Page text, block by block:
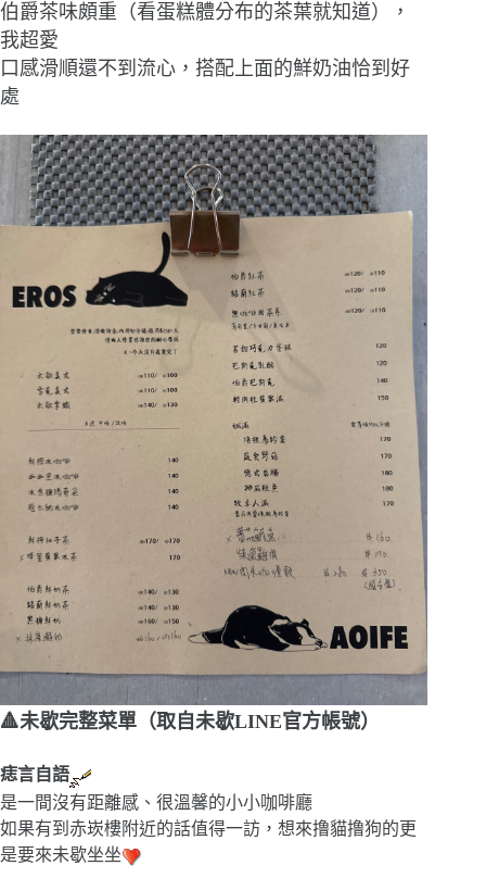
伯爵茶味頗重（看蛋糕體分布的茶葉就知道），
我超愛
口感滑順還不到流心，搭配上面的鮮奶油恰到好
處
🔺未歇完整菜單（取自未歇LINE官方帳號）
痣言自語
是一間沒有距離感、很溫馨的小小咖啡廳
如果有到赤崁樓附近的話值得一訪，想來撸貓撸狗的更
是要來未歇坐坐